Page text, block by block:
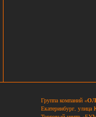
Группа компаний «
Екатеринбург,